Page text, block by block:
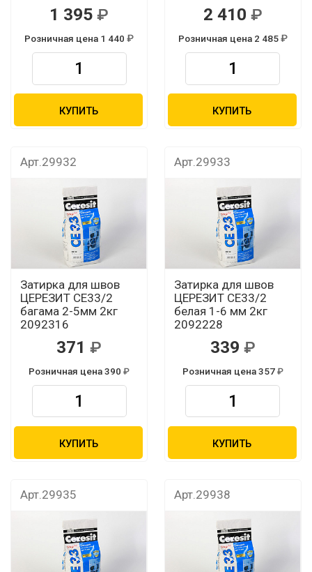
1 395
Розничная цена 1 440
КУПИТЬ
2 410
Розничная цена 2 485
КУПИТЬ
Арт.29932
Затирка для швов
ЦЕРЕЗИТ CЕ33/2
багама 2-5мм 2кг
2092316
371
Розничная цена 390
КУПИТЬ
Арт.29933
Затирка для швов
ЦЕРЕЗИТ CЕ33/2
белая 1-6 мм 2кг
2092228
339
Розничная цена 357
КУПИТЬ
Арт.29935 Арт.29938